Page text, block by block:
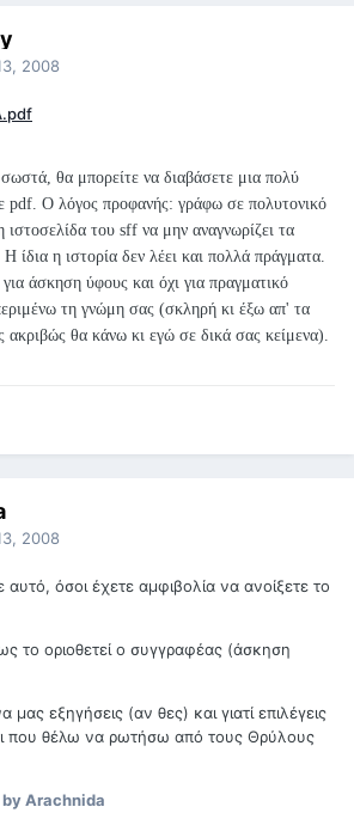
2008
θα μπορείτε να διαβάσετε μια πολύ
pdf. Ο λόγος προφανής: γράφω σε πολυτονικό
ιστοσελίδα του sff να μην αναγνωρίζει τα
ίδια η ιστορία δεν λέει και πολλά πράγματα.
άσκηση ύφους και όχι για πραγματικό
τη γνώμη σας (σκληρή κι έξω απ' τα
θα κάνω κι εγώ σε δικά σας κείμενα).
2008
αυτό, όσοι έχετε αμφιβολία να ανοίξετε το
το οριοθετεί ο συγγραφέας (άσκηση
εξηγήσεις (αν θες) και γιατί επιλέγεις
που θέλω να ρωτήσω από τους Θρύλους
by Arachnida